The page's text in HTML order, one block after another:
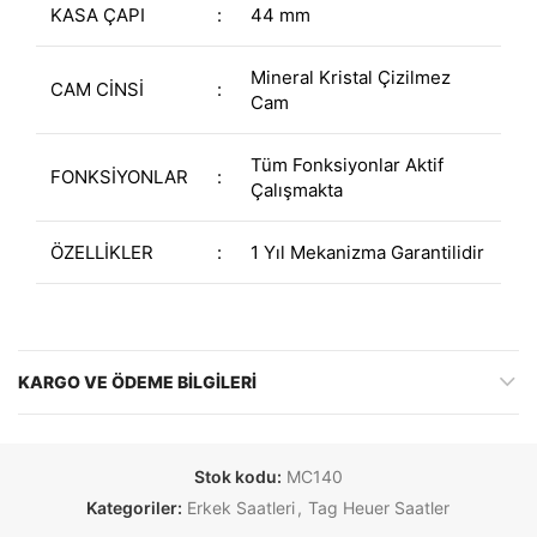
KASA ÇAPI : 44 mm
CAM CİNSİ :
Mineral Kristal Çizilmez
Cam
FONKSİYONLAR :
Tüm Fonksiyonlar Aktif
Çalışmakta
ÖZELLİKLER : 1 Yıl Mekanizma Garantilidir
KARGO VE ÖDEME BILGILERI
Stok kodu: MC140
Kategoriler: Erkek Saatleri, Tag Heuer Saatler